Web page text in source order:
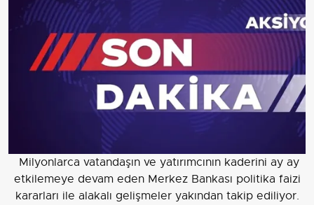
Milyonlarca vatandaşın ve yatırımcının kaderini ay ay
etkilemeye devam eden Merkez Bankası politika faizi
kararları ile alakalı gelişmeler yakından takip ediliyor.